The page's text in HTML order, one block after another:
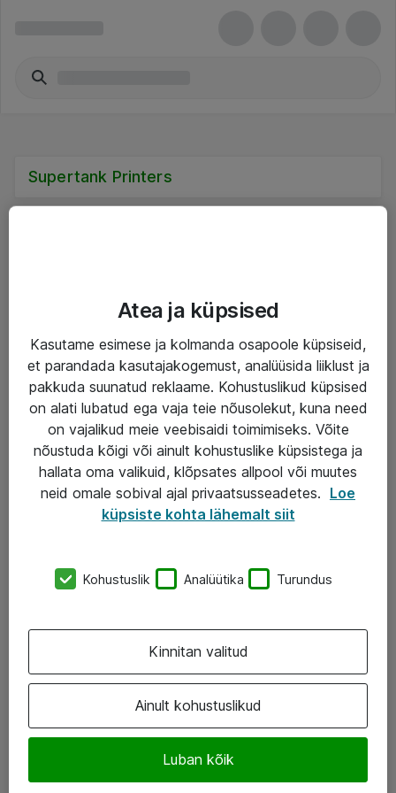
Supertank Printers
IT taristu
Haldusteenused
Garantii
Turva- ja nõrkvoolulahendused
AS ATEA
Atea kontaktid
Jälgi meid
LinkedIn
Atea ja küpsised
Kasutame esimese ja kolmanda osapoole küpsiseid,
et parandada kasutajakogemust, analüüsida liiklust ja
pakkuda suunatud reklaame. Kohustuslikud küpsised
on alati lubatud ega vaja teie nõusolekut, kuna need
on vajalikud meie veebisaidi toimimiseks. Võite
nõustuda kõigi või ainult kohustuslike küpsistega ja
hallata oma valikuid, klõpsates allpool või muutes
neid omale sobival ajal privaatsusseadetes. Loe
küpsiste kohta lähemalt siit
Kohustuslik Analüütika Turundus
Ainult kohustuslikud
Luban kõik
Kinnitan valitud